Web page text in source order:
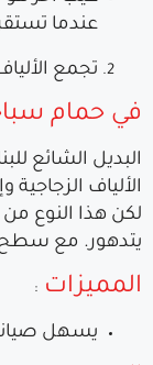
عندما
تجمع
في حمام
البديل الشائع
الألياف
يتدهور. مع
المميزات :
يسهل